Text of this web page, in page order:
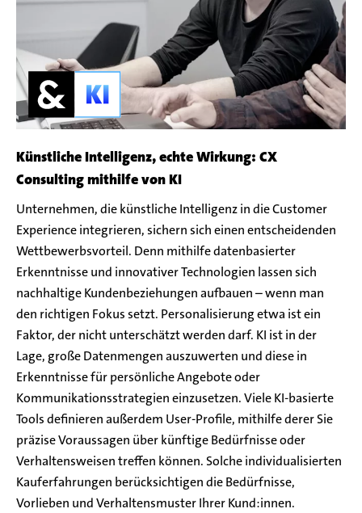
Künstliche Intelligenz, echte Wirkung: CX
Consulting mithilfe von KI
Unternehmen, die künstliche Intelligenz in die Customer
Experience integrieren, sichern sich einen entscheidenden
Wettbewerbsvorteil. Denn mithilfe datenbasierter
Erkenntnisse und innovativer Technologien lassen sich
nachhaltige Kundenbeziehungen aufbauen – wenn man
den richtigen Fokus setzt. Personalisierung etwa ist ein
Faktor, der nicht unterschätzt werden darf. KI ist in der
Lage, große Datenmengen auszuwerten und diese in
Erkenntnisse für persönliche Angebote oder
Kommunikationsstrategien einzusetzen. Viele KI-basierte
Tools definieren außerdem User-Profile, mithilfe derer Sie
präzise Voraussagen über künftige Bedürfnisse oder
Verhaltensweisen treffen können. Solche individualisierten
Kauferfahrungen berücksichtigen die Bedürfnisse,
Vorlieben und Verhaltensmuster Ihrer Kund:innen.